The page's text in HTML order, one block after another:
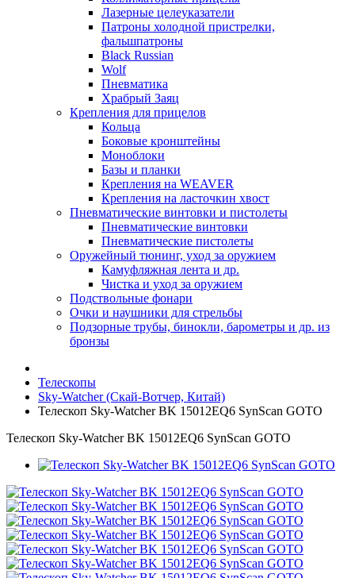
Лазерные целеуказатели
Патроны холодной пристрелки,
фальшпатроны
Black Russian
Wolf
Пневматика
Храбрый Заяц
Крепления для прицелов
Кольца
Боковые кронштейны
Моноблоки
Базы и планки
Крепления на WEAVER
Крепления на ласточкин хвост
Пневматические винтовки и пистолеты
Пневматические винтовки
Пневматические пистолеты
Оружейный тюнинг, уход за оружием
Камуфляжная лента и др.
Чистка и уход за оружием
Подствольные фонари
Очки и наушники для стрельбы
Подзорные трубы, бинокли, барометры и др. из
бронзы
Телескопы
Sky-Watcher (Скай-Вотчер, Китай)
Телескоп Sky-Watcher BK 15012EQ6 SynScan GOTO
Телескоп Sky-Watcher BK 15012EQ6 SynScan GOTO